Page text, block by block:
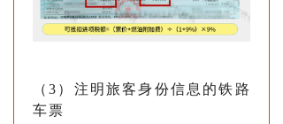
（3）注明旅客身份信息的铁路
车票